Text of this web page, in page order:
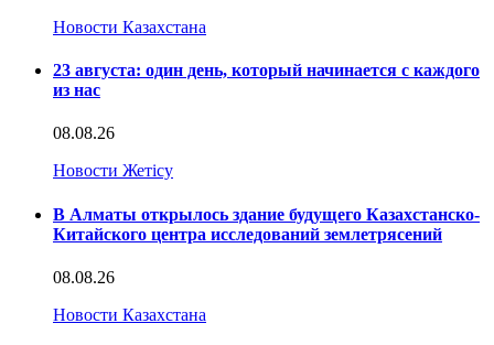
Новости Казахстана
23 августа: один день, который начинается с каждого
из нас
08.08.26
Новости Жетісу
В Алматы открылось здание будущего Казахстанско-
Китайского центра исследований землетрясений
08.08.26
Новости Казахстана